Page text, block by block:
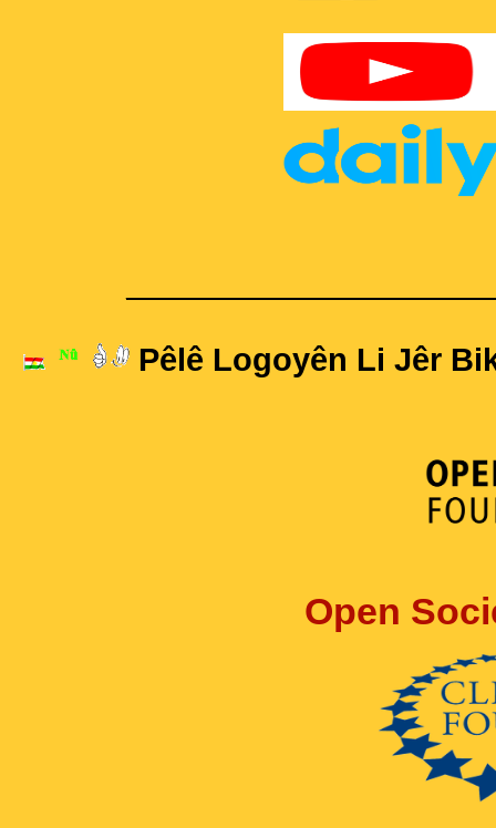
Pêlê Logoyên Li Jêr
Open